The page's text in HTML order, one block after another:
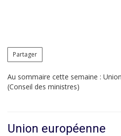
Partager
Au sommaire cette semaine :
(Conseil des ministres)
Union européenne